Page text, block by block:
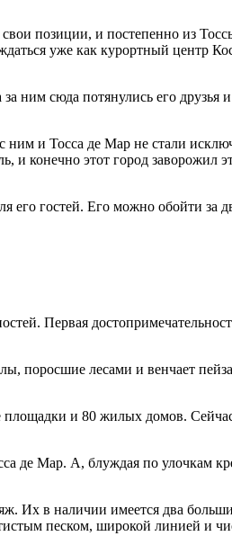
позиции, и постепенно из
уже как курортный центр
сюда потянулись его друзья
и Тосса де Мар не стали
конечно этот город заворожил
гостей. Его можно обойти за
Первая
поросшие лесами и венчает
и 80 жилых домов.
де Мар. А, блуждая по улочкам
Их в наличии имеется два
песком, широкой линией и